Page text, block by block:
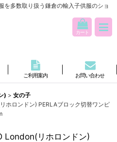
を多数取り扱う鎌倉の輸入子供服のショ
カート
ご利用案内 お問い合わせ
) > 女の子
ホロンドン) PERLAブロック切替ワンピ
London(リホロンドン)